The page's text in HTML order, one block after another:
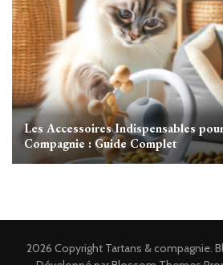
Les Accessoires Indispensables
Compagnie : Guide Complet
2026 Copyright Tartans & compagnie.